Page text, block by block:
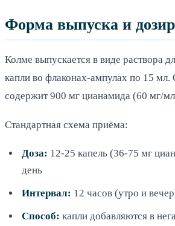
Форма выпуска и
Колме выпускается в виде раствора
капли во флаконах-ампулах по 15 мл.
содержит 900 мг цианамида (60 мг/
Стандартная схема приёма:
Доза: 12-25 капель (36-75 мг
день
Интервал: 12 часов (утро и
Способ: капли добавляются в